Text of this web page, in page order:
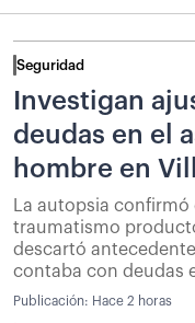
Seguridad
Investigan
deudas en el
hombre en
La autopsia
traumatismo
descartó
contaba con deudas
Publicación: Hace 2 horas